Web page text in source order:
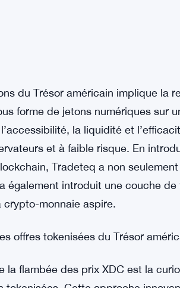
forme de jetons numériques sur
et à faible risque. En